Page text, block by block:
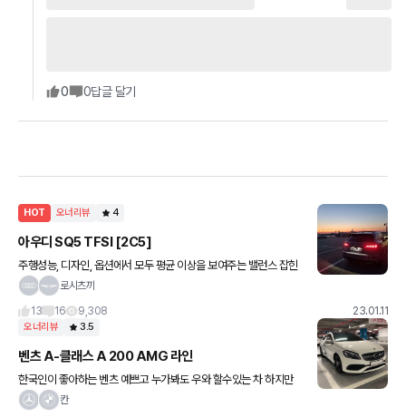
0 0답글 달기
HOT 오너리뷰 4
아우디 SQ5 TFSI [2C5]
주행성능, 디자인, 옵션에서 모두 평균 이상을 보여주는 밸런스 잡힌
좋은 차량입니다. 동급인 GV70 3.5, X3 M40i, GLC 43도 모두 쟁
로시츠끼
13
16 9,308 23.01.11
오너리뷰 3.5
벤츠 A-클래스 A 200 AMG 라인
한국인이 좋아하는 벤츠 예쁘고 누가봐도 우와 할수있는 차 하지만
실상은 닛산과 별 차이없는 느낌의 차 경쾌하고 효율 좋고 예쁜 세컨
칸